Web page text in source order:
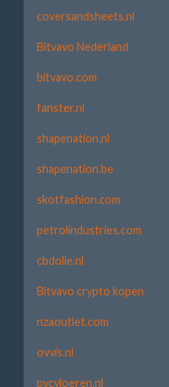
coversandsheets.nl
Bitvavo Nederland
bitvavo.com
fanster.nl
shapenation.nl
shapenation.be
skotfashion.com
petrolindustries.com
cbdolie.nl
Bitvavo crypto kopen
nzaoutlet.com
ovvis.nl
pvcvloeren.nl